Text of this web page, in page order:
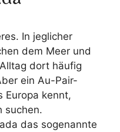
In jeglicher
dem Meer und
dort häufig
ein Au-Pair-
Europa kennt,
suchen.
das sogenannte